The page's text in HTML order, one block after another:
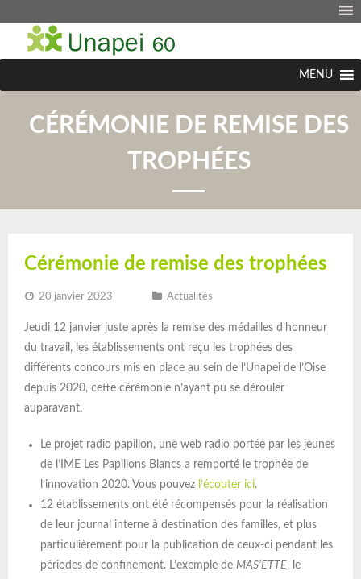
MENU
CÉRÉMONIE DE REMISE DES
TROPHÉES
Cérémonie de remise des trophées
20 janvier 2023 Actualités
Jeudi 12 janvier juste après la remise des médailles d’honneur
du travail, les établissements ont reçu les trophées des
différents concours mis en place au sein de l’Unapei de l’Oise
depuis 2020, cette cérémonie n’ayant pu se dérouler
auparavant.
Le projet radio papillon, une web radio portée par les jeunes
de l’IME Les Papillons Blancs a remporté le trophée de
l’innovation 2020. Vous pouvez l’écouter ici.
12 établissements ont été récompensés pour la réalisation
de leur journal interne à destination des familles, et plus
particulièrement pour la publication de ceux-ci pendant les
périodes de confinement. L’exemple de MAS’ETTE, le